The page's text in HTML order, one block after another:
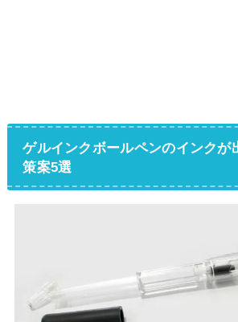
ゲルインクボールペンのインクが
策案5選